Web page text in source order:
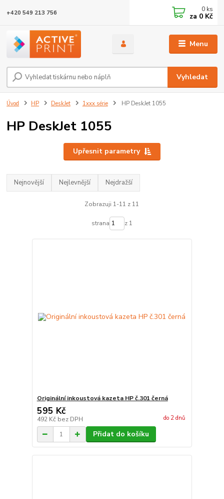
Menu
Vyhledat
+420 549 213 756 0 ks
za 0 Kč
Úvod HP DeskJet 1xxx série HP DeskJet 1055
HP DeskJet 1055
Upřesnit parametry
Nejnovější Nejlevnější Nejdražší
Zobrazuji 1-11 z 11
strana z 1
Originální inkoustová kazeta HP č.301 černá
595 Kč
492 Kč bez DPH do 2 dnů
Přidat do košíku